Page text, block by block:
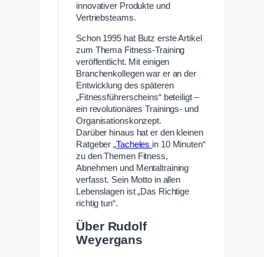
innovativer Produkte und
Vertriebsteams.
Schon 1995 hat Butz erste Artikel
zum Thema Fitness-Training
veröffentlicht. Mit einigen
Branchenkollegen war er an der
Entwicklung des späteren
„Fitnessführerscheins“ beteiligt –
ein revolutionäres Trainings- und
Organisationskonzept.
Darüber hinaus hat er den kleinen
Ratgeber „Tacheles in 10 Minuten“
zu den Themen Fitness,
Abnehmen und Mentaltraining
verfasst. Sein Motto in allen
Lebenslagen ist „Das Richtige
richtig tun“.
Über Rudolf
Weyergans